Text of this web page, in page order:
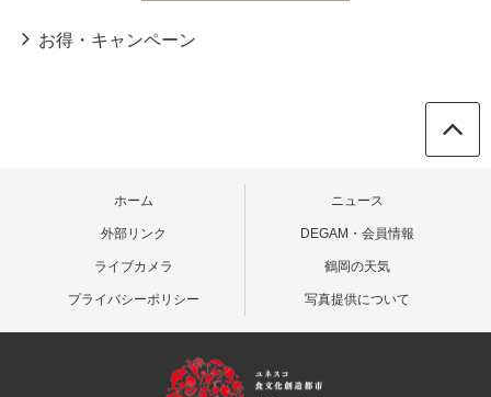
お得・キャンペーン
ホーム ニュース
外部リンク DEGAM・会員情報
ライブカメラ 鶴岡の天気
プライバシーポリシー 写真提供について